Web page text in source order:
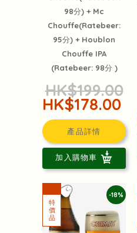
98分) + Mc
Chouffe(Ratebeer:
95分) + Houblon
Chouffe IPA
(Ratebeer: 98分 )
HK$199.00
HK$178.00
產品詳情
加入購物車
-18%